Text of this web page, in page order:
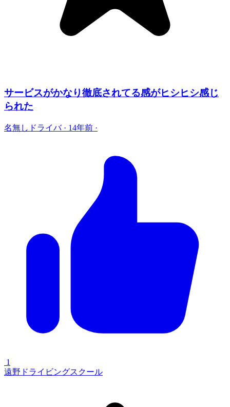
サービスがかなり徹底されてる感がヒシヒシ感じ
られた
名無しドライバ · 14年前 ·
1
遠野ドライビングスクール